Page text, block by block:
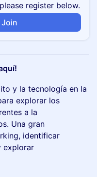
register below.
Join
y la tecnología en la
explorar los
a la
Una gran
identificar
explorar